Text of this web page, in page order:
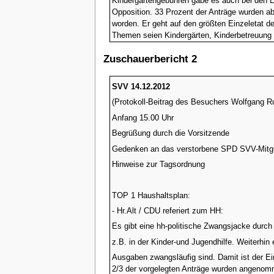
Opposition. 33 Prozent der Anträge wurden
worden. Er geht auf den größten Einzeletat
Themen seien Kindergärten,
sei auch die Beschäftigung in der "proCom"
ethische und moralische Grundsätze nicht
Kommentar: In einem persönlichen
LINKE bezeichne die proCom als
erwiederte Herr Alt süffisant, dass er "das
nichts anderes übrig bliebe, als ihre
Im Anschluss folgen die Stellungnahmen der
Herr Stollberg (CDU) nimmt in der
"von Blindheit geschlagen". Man solle zur
Zuschüsse gewährt wurden und betont
auf Schwimmbäder, Theater und kulturelle
Radwege und Gehwege werden im
geplanten Investitionen in den Neubau des
Kommentar: Die Lobhudelei des Redners
anhaltende Kritik an Kosten und Gestaltung
Zuschauerbericht 2
SVV 14.12.2012
(Protokoll-Beitrag des Besuchers Wolfgang
Anfang 15.00 Uhr
Begrüßung durch die Vorsitzende
Gedenken an das verstorbene SPD SVV-
Hinweise zur Tagsordnung
TOP 1 Haushaltsplan:
- Hr.Alt / CDU referiert zum HH:
Es gibt eine hh-politische Zwangsjacke
z.B. in der Kinder-und Jugendhilfe. Weiterhin
Ausgaben zwangsläufig sind. Damit ist der
2/3 der vorgelegten Anträge wurden